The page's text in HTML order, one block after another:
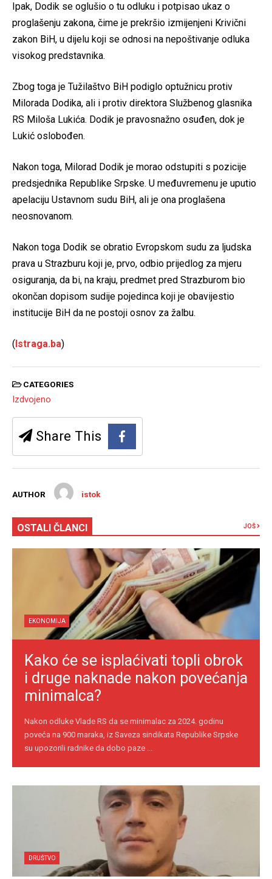
Ipak, Dodik se oglušio o tu odluku i potpisao ukaz o
proglašenju zakona, čime je prekršio izmijenjeni Krivični
zakon BiH, u dijelu koji se odnosi na nepoštivanje odluka
visokog predstavnika.
Zbog toga je Tužilaštvo BiH podiglo optužnicu protiv
Milorada Dodika, ali i protiv direktora Službenog glasnika
RS Miloša Lukića. Dodik je pravosnažno osuđen, dok je
Lukić oslobođen.
Nakon toga, Milorad Dodik je morao odstupiti s pozicije
predsjednika Republike Srpske. U međuvremenu je uputio
apelaciju Ustavnom sudu BiH, ali je ona proglašena
neosnovanom.
Nakon toga Dodik se obratio Evropskom sudu za ljudska
prava u Strazburu koji je, prvo, odbio prijedlog za mjeru
osiguranja, da bi, na kraju, predmet pred Strazburom bio
okončan dopisom sudije pojedinca koji je obavijestio
institucije BiH da ne postoji osnov za žalbu.
(Istraga.ba)
CATEGORIES
Izdvojeno
Share This
AUTHOR istok
OSTALI ČLANCI JOŠ
EKONOMIJA
Kako će se isplaćivati topli obrok
i druge naknade nakon povećanja
minimalca?
Nakon odluke Vlade RS da se minimalac za 2024. godinu
poveća na 900 maraka, iz Saveza sindikata Republike Srpske
su upozorili radnike da dobo paze ...
DRUŠTVO